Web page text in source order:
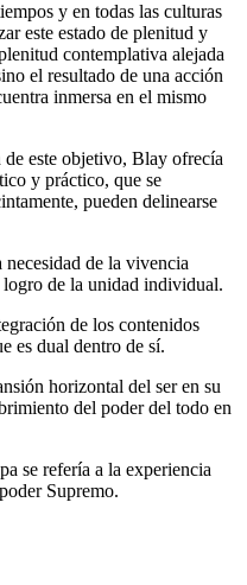
y en todas las culturas
este estado de plenitud y
contemplativa alejada
el resultado de una acción
inmersa en el mismo
este objetivo, Blay ofrecía
y práctico, que se
pueden delinearse
necesidad de la vivencia
de la unidad individual.
de los contenidos
es dual dentro de sí.
horizontal del ser en su
del poder del todo en
se refería a la experiencia
Supremo.